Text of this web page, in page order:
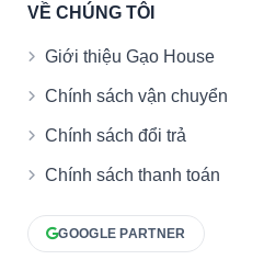
VỀ CHÚNG TÔI
Giới thiệu Gạo House
Chính sách vận chuyển
Chính sách đổi trả
Chính sách thanh toán
GOOGLE PARTNER